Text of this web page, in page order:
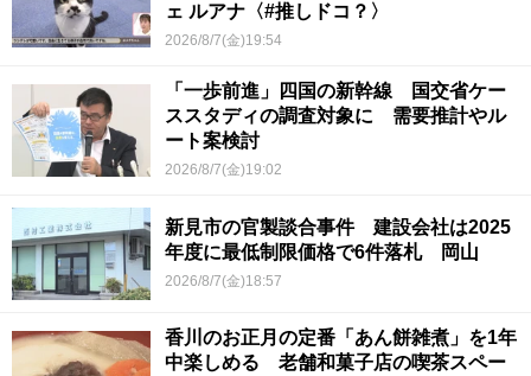
ェ ルアナ〈#推しドコ？〉
2026/8/7(金)19:54
「一歩前進」四国の新幹線 国交省ケー
ススタディの調査対象に 需要推計やル
ート案検討
2026/8/7(金)19:02
新見市の官製談合事件 建設会社は2025
年度に最低制限価格で6件落札 岡山
2026/8/7(金)18:57
香川のお正月の定番「あん餅雑煮」を1年
中楽しめる 老舗和菓子店の喫茶スペー